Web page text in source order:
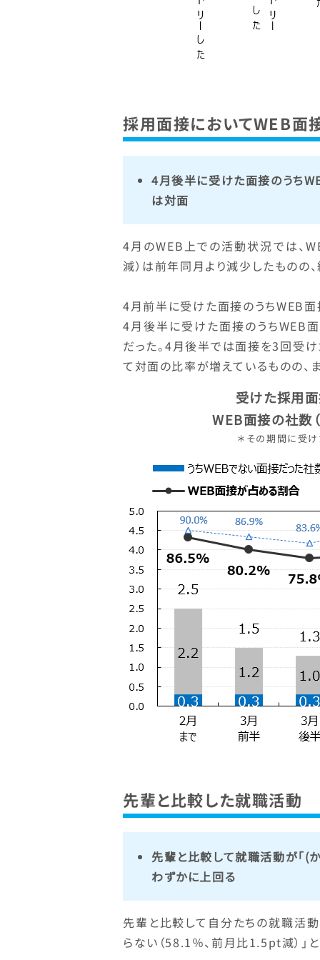
採用面接においてWEB面
4月後半に受けた面接のうち
は対面
4月のWEB上での活動状況では、
減）は前年同月より減少したものの
4月前半に受けた面接のうちWEB
4月後半に受けた面接のうちWEB
だった。4月後半では面接を3回受
て対面の比率が増えているものの、
受けた採用
WEB面接の社数
＊その期間に受
先輩と比較した就職活動
先輩と比較して就職活動が「(
わずかに上回る
先輩と比較して自分たちの就職活動
らない（58.1％、前月比1.5pt減）」